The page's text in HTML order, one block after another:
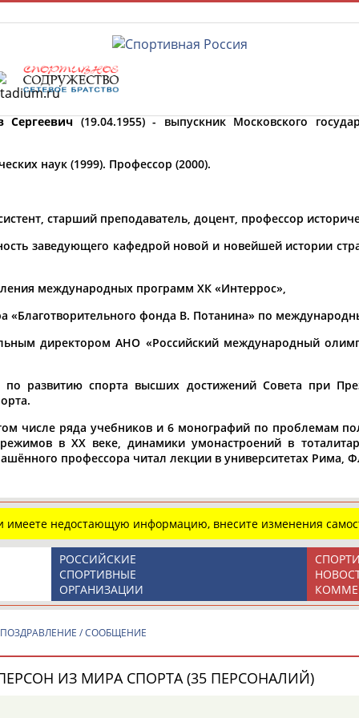
Просмотры
платформы за
Главная » Спортсмены, тренеры и специалисты
У кого сегодня день рождения?
Олимпийские виды спорта
А Б В Г Д Е Ж З И К Л М Н О П Р
С
Т
Представляет регион*
* для действующих спортсменов
Регион проживания
Дата рождения
Профессия
Спортивное звание
Сергеевич(19.04.1955) - выпускник Московского
наук (1999). Профессор (2000).
старший преподаватель, доцент, профессор
заведующего кафедрой новой и новейшей истории
международных программ ХК «Интеррос»,
«Благотворительного фонда В. Потанина» по
директором АНО «Российский международный
развитию спорта высших достижений Совета при
числе ряда учебников и 6 монографий по проблемам
в XX веке, динамики умонастроений в
профессора читал лекции в университетах
недостающую информацию, внесите изменения
РОССИЙСКИЕ
СПОРТИВНЫЕ
ОРГАНИЗАЦИИ
/ СООБЩЕНИЕ
ИЗ МИРА СПОРТА (35 ПЕРСОНАЛИЙ)